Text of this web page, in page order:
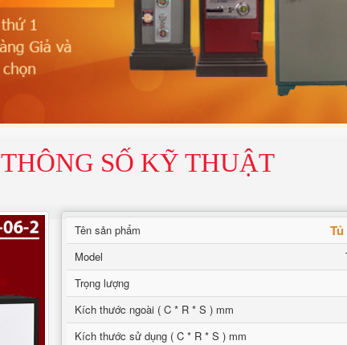
THÔNG SỐ KỸ THUẬT
Tên sản phẩm
Model
Trọng lượng
Kích thước ngoài ( C * R * S ) mm
Kích thước sử dụng ( C * R * S ) mm